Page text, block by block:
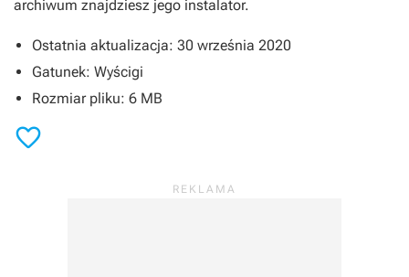
archiwum znajdziesz jego instalator.
Ostatnia aktualizacja: 30 września 2020
Gatunek: Wyścigi
Rozmiar pliku: 6 MB
